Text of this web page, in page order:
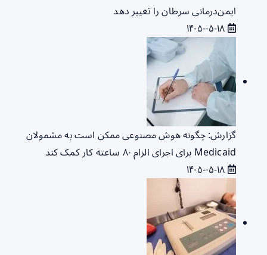
ایمن‌درمانی سرطان را تغییر دهد
گزارش: چگونه هوش مصنوعی ممکن است به مشمولان
Medicaid برای اجرای الزام ۸۰ ساعته کار کمک کند